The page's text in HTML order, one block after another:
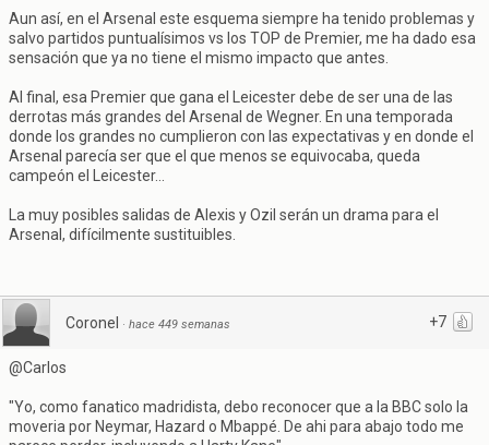
Aun así, en el Arsenal este esquema siempre ha tenido problemas y
salvo partidos puntualísimos vs los TOP de Premier, me ha dado esa
sensación que ya no tiene el mismo impacto que antes.
Al final, esa Premier que gana el Leicester debe de ser una de las
derrotas más grandes del Arsenal de Wegner. En una temporada
donde los grandes no cumplieron con las expectativas y en donde el
Arsenal parecía ser que el que menos se equivocaba, queda
campeón el Leicester...
La muy posibles salidas de Alexis y Ozil serán un drama para el
Arsenal, difícilmente sustituibles.
+7
Coronel · hace 449 semanas
@Carlos
"Yo, como fanatico madridista, debo reconocer que a la BBC solo la
moveria por Neymar, Hazard o Mbappé. De ahi para abajo todo me